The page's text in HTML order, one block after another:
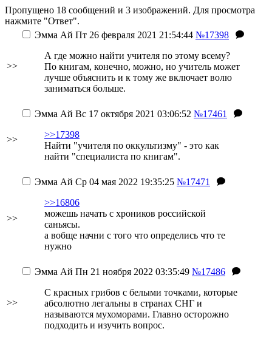
Пропущено 18 сообщений и 3 изображений. Для просмотра
нажмите "Ответ".
>>
Эмма Ай Пт 26 февраля 2021 21:54:44 №17398
А где можно найти учителя по этому всему?
По книгам, конечно, можно, но учитель может
лучше объяснить и к тому же включает волю
заниматься больше.
>>
Эмма Ай Вс 17 октября 2021 03:06:52 №17461
>>17398
Найти "учителя по оккультизму" - это как
найти "специалиста по книгам".
>>
Эмма Ай Ср 04 мая 2022 19:35:25 №17471
>>16806
можешь начать с хроников российской
саньясы.
а вобще начни с того что определись что те
нужно
>>
Эмма Ай Пн 21 ноября 2022 03:35:49 №17486
С красных грибов с белыми точками, которые
абсолютно легальны в странах СНГ и
называются мухоморами. Главно осторожно
подходить и изучить вопрос.